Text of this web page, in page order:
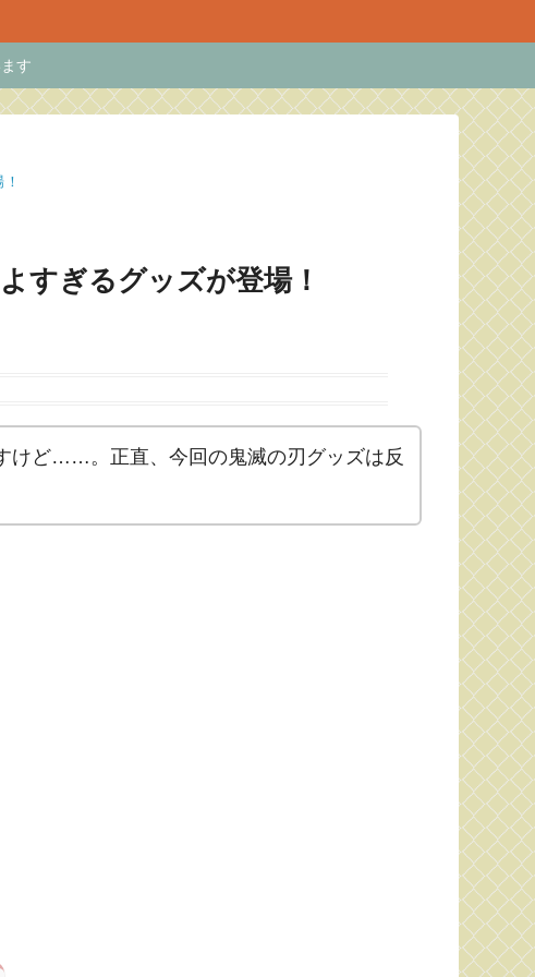
す
すぎるグッズが登場！
けど……。正直、今回の鬼滅の刃グッズは反